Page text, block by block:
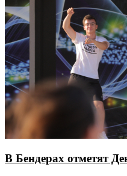
В Бендерах отметят